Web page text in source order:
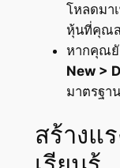
โหลดมา
หุ้นที่คุณ
หากคุณยั
New >
มาตรฐา
สร้างแ